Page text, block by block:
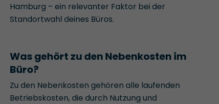
Hamburg – ein relevanter Faktor bei der
Standortwahl deines Büros.
Was gehört zu den Nebenkosten im
Büro?
Zu den Nebenkosten gehören alle laufenden
Betriebskosten, die durch Nutzung und